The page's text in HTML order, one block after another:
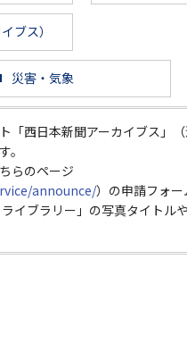
ブス）
災害・気象
「西日本新聞アーカイブス」
。
らのページ
announce/）の申請フォ
イブラリー」の写真タイトル